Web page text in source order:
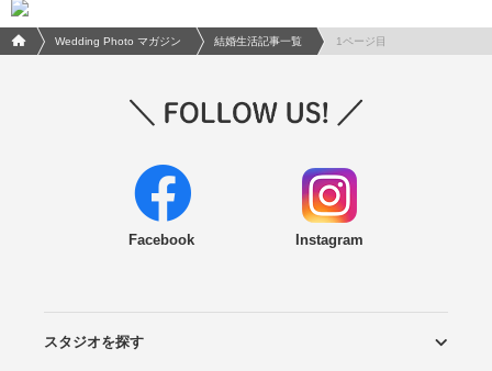
フォトウエディング/結婚写真のPhotorait ホーム
Wedding Photo マガジン 結婚生活記事一覧 1ページ目
Facebook Instagram
スタジオを探す